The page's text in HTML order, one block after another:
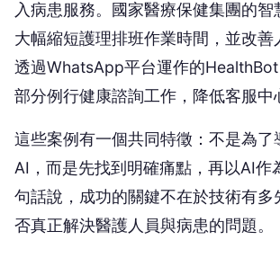
入病患服務。國家醫療保健集團的智
大幅縮短護理排班作業時間，並改善
透過WhatsApp平台運作的
部分例行健康諮詢工作，降低客服中
這些案例有一個共同特徵：不是為了
AI，而是先找到明確痛點，再以AI作
句話說，成功的關鍵不在於技術有多
否真正解決醫護人員與病患的問題。